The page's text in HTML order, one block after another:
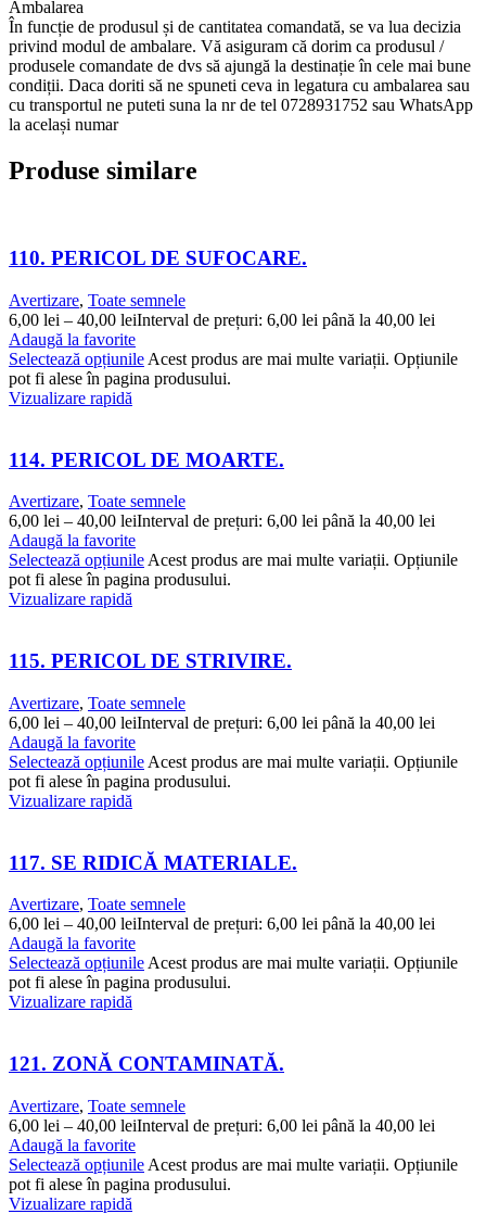
Ambalarea
În funcție de produsul și de cantitatea comandată, se va lua decizia
privind modul de ambalare. Vă asiguram că dorim ca produsul /
produsele comandate de dvs să ajungă la destinație în cele mai bune
condiții. Daca doriti să ne spuneti ceva in legatura cu ambalarea sau
cu transportul ne puteti suna la nr de tel 0728931752 sau WhatsApp
la același numar
Produse similare
110. PERICOL DE SUFOCARE.
Avertizare, Toate semnele
6,00 lei – 40,00 leiInterval de prețuri: 6,00 lei până la 40,00 lei
Adaugă la favorite
Selectează opțiunile Acest produs are mai multe variații. Opțiunile
pot fi alese în pagina produsului.
Vizualizare rapidă
114. PERICOL DE MOARTE.
Avertizare, Toate semnele
6,00 lei – 40,00 leiInterval de prețuri: 6,00 lei până la 40,00 lei
Adaugă la favorite
Selectează opțiunileAcest produs are mai multe variații. Opțiunile
pot fi alese în pagina produsului.
Vizualizare rapidă
115. PERICOL DE STRIVIRE.
Avertizare, Toate semnele
6,00 lei – 40,00 leiInterval de prețuri: 6,00 lei până la 40,00 lei
Adaugă la favorite
Selectează opțiunile Acest produs are mai multe variații. Opțiunile
pot fi alese în pagina produsului.
Vizualizare rapidă
117. SE RIDICĂ MATERIALE.
Avertizare, Toate semnele
6,00 lei – 40,00 leiInterval de prețuri: 6,00 lei până la 40,00 lei
Adaugă la favorite
Selectează opțiunile Acest produs are mai multe variații. Opțiunile
pot fi alese în pagina produsului.
Vizualizare rapidă
121. ZONĂ CONTAMINATĂ.
Avertizare, Toate semnele
6,00 lei – 40,00 leiInterval de prețuri: 6,00 lei până la 40,00 lei
Adaugă la favorite
Selectează opțiunile Acest produs are mai multe variații. Opțiunile
pot fi alese în pagina produsului.
Vizualizare rapidă